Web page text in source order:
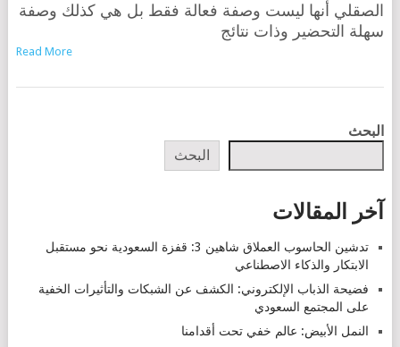
الصقلي أنها ليست وصفة فعالة فقط بل هي كذلك وصفة
سهلة التحضير وذات نتائج
Read More
POSTS
البحث
البحث
آخر المقالات
تدشين الحاسوب العملاق شاهين 3: قفزة السعودية نحو مستقبل
الابتكار والذكاء الاصطناعي
فضيحة الذباب الإلكتروني: الكشف عن الشبكات والتأثيرات الخفية
على المجتمع السعودي
النمل الأبيض: عالم خفي تحت أقدامنا